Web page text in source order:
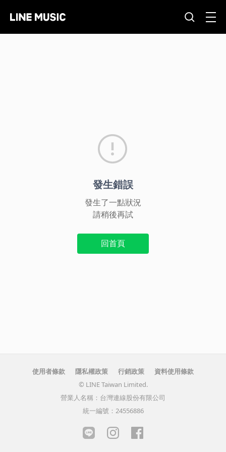
發生錯誤
發生了一點狀況
請稍後再試
回首頁
使用者條款 隱私權政策 行銷政策
資料使用條款
© LINE Taiwan Limited.
營業人名稱：台灣連線股份有限公司
統一編號：24556886